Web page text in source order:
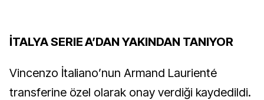
İTALYA SERIE A’DAN YAKINDAN TANIYOR
Vincenzo İtaliano’nun Armand Laurienté
transferine özel olarak onay verdiği kaydedildi.